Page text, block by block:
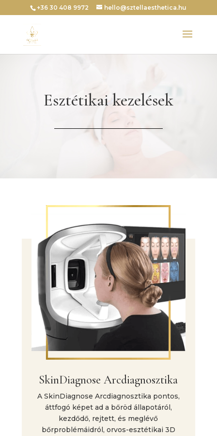
+36 30 408 9972 hello@sztellaesthetica.hu
Esztétikai kezelések
SkinDiagnose Arcdiagnosztika
A SkinDiagnose Arcdiagnosztika pontos,
áttfogó képet ad a bőröd állapotáról,
kezdődő, rejtett, és meglévő
bőrproblémáidról, orvos-esztétikai 3D